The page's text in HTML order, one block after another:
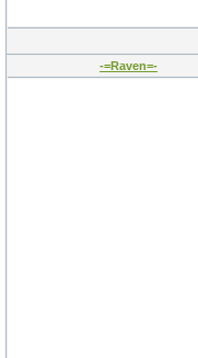
-=Raven=-